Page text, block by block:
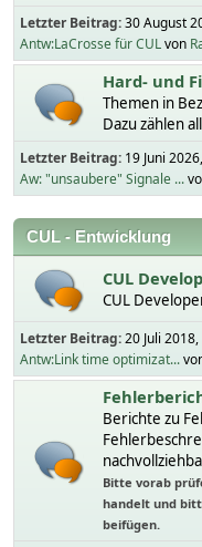
Letzter Beitrag:30 August
Antw:LaCrosse für CULvon
Hard- und
Themen in
Dazu zählen
Letzter Beitrag: 19 Juni
Aw: "unsaubere" Signale ...
CUL - Entwicklung
CUL
CUL
Letzter Beitrag:20 Juli
Antw:Link time optimizat...
Berichte zu
Bitte vorab
handelt und
beifügen.